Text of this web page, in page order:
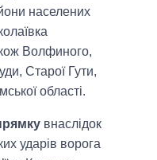
населених
Волфиного,
Старої Гути,
області.
внаслідок
ударів ворога